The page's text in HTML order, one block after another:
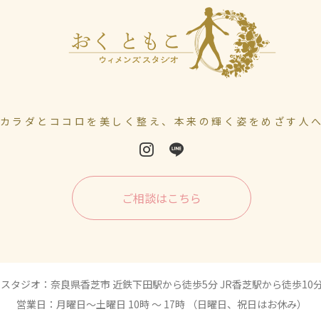
カラダとココロを美しく整え、本来の輝く姿をめざす人
ご相談はこちら
スタジオ：奈良県香芝市 近鉄下田駅から徒歩5分 JR香芝駅から徒歩10
営業日：月曜日〜土曜日 10時 〜 17時 （日曜日、祝日はお休み）